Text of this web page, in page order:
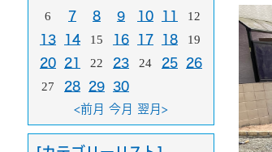
6 7 8 9 10 11 12
13 14 15 16 17 18 19
20 21 22 23 24 25 26
27 28 29
30
<前月 今月 翌月>